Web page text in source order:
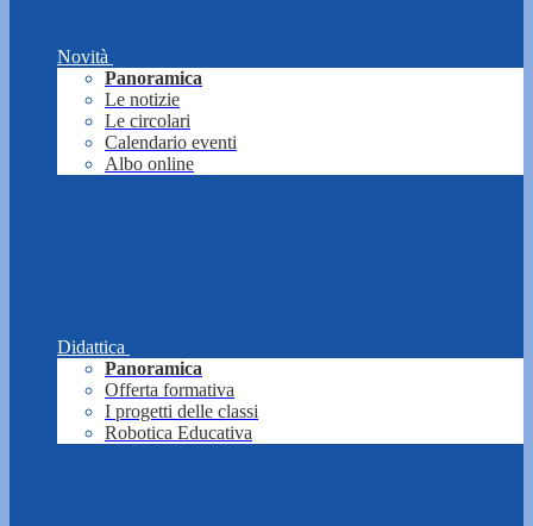
Novità
Panoramica
Le notizie
Le circolari
Calendario eventi
Albo online
Didattica
Panoramica
Offerta formativa
I progetti delle classi
Robotica Educativa